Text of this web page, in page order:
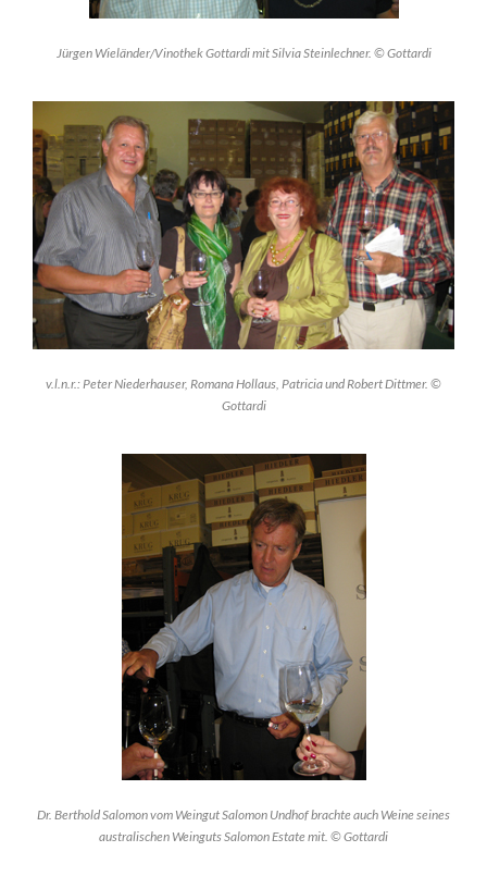
Jürgen Wieländer/Vinothek Gottardi mit Silvia Steinlechner. © Gottardi
v.l.n.r.: Peter Niederhauser, Romana Hollaus, Patricia und Robert Dittmer. ©
Gottardi
Dr. Berthold Salomon vom Weingut Salomon Undhof brachte auch Weine seines
australischen Weinguts Salomon Estate mit. © Gottardi